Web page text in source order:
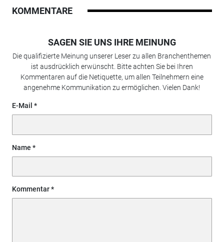
KOMMENTARE
SAGEN SIE UNS IHRE MEINUNG
Die qualifizierte Meinung unserer Leser zu allen Branchenthemen
ist ausdrücklich erwünscht. Bitte achten Sie bei Ihren
Kommentaren auf die Netiquette, um allen Teilnehmern eine
angenehme Kommunikation zu ermöglichen. Vielen Dank!
E-Mail
Name
Kommentar